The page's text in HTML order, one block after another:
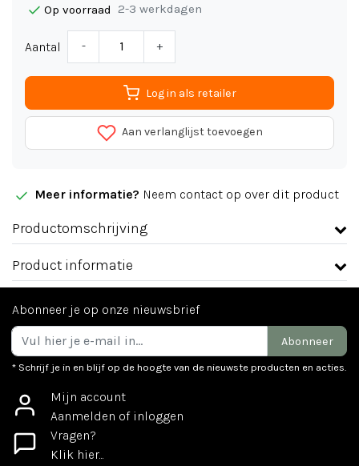
Op voorraad 2-3 werkdagen
Aantal - +
Log in als retailer
Aan verlanglijst toevoegen
Meer informatie? Neem contact op over dit product
Productomschrijving
Product informatie
Abonneer je op onze nieuwsbrief
Abonneer
* Schrijf je in en blijf op de hoogte van de nieuwste producten en acties.
Mijn account
Aanmelden of inloggen
Vragen?
Klik hier...